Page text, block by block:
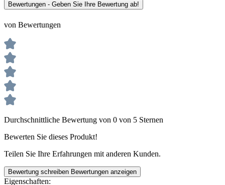
Bewertungen - Geben Sie Ihre Bewertung ab!
von Bewertungen
Durchschnittliche Bewertung von 0 von 5 Sternen
Bewerten Sie dieses Produkt!
Teilen Sie Ihre Erfahrungen mit anderen Kunden.
Bewertung schreiben Bewertungen anzeigen
Eigenschaften: